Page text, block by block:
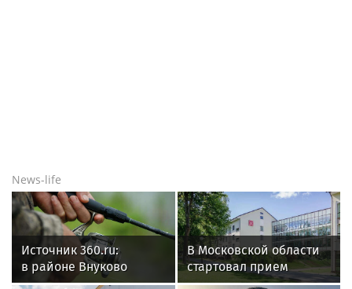
News-life
Источник 360.ru:
в районе Внуково
рыбак поймал
В Московской области
стартовал прием
заявок на участие в